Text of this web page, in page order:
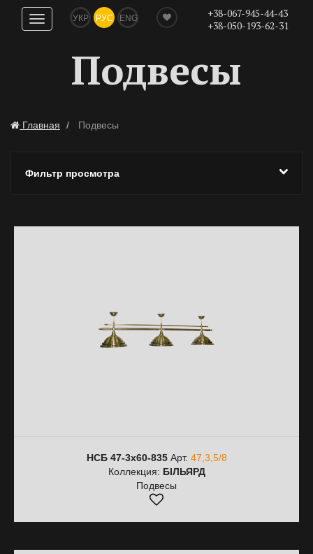
Показать
навигацию
УКР РУС ENG
+38-067-945-44-43
+38-050-193-62-31
Подвесы
Главная Подвесы
Фильтр просмотра
НСБ 47-3х60-835Арт. 47,3,5/8
Коллекция: БІЛЬЯРД
Подвесы